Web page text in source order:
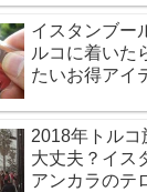
行事】
イスタンブー
ルコに着いた
たいお得アイ
2018年トルコ
大丈夫？イス
アンカラのテ